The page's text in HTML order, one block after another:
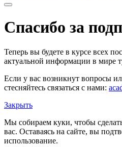
Спасибо за
Теперь вы будете в курсе всех
актуальной информации в мире
Если у вас возникнут вопросы
стесняйтесь связаться с нами:
Закрыть
Мы собираем куки, чтобы
вас. Оставаясь на сайте, вы
использование.